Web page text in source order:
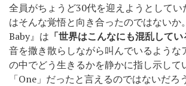
全員がちょうど30代を迎えようとしてい
はそんな覚悟と向き合ったのではない
Baby』は 「世界はこんなにも混乱してい
音を撒き散らしながら叫んでいるような
の中でどう生きるかを静かに指し示して
「One」だったと言えるのではないだろ